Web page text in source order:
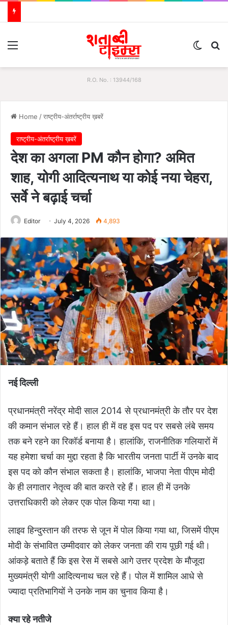
R.O. No. : 13944/168
Home /राष्ट्रीय-अंतर्राष्ट्रीय ख़बरें
राष्ट्रीय-अंतर्राष्ट्रीय ख़बरें
देश का अगला PM कौन होगा? अमित
शाह, योगी आदित्यनाथ या कोई नया चेहरा,
सर्वे ने बढ़ाई चर्चा
Editor July 4, 2026 4,893
नई दिल्ली
प्रधानमंत्री नरेंद्र मोदी साल 2014 से प्रधानमंत्री के तौर पर देश
की कमान संभाल रहे हैं। हाल ही में वह इस पद पर सबसे लंबे समय
तक बने रहने का रिकॉर्ड बनाया है। हालांकि, राजनीतिक गलियारों में
यह हमेशा चर्चा का मुद्दा रहता है कि भारतीय जनता पार्टी में उनके बाद
इस पद को कौन संभाल सकता है। हालांकि, भाजपा नेता पीएम मोदी
के ही लगातार नेतृत्व की बात करते रहे हैं। हाल ही में उनके
उत्तराधिकारी को लेकर एक पोल किया गया था।
लाइव हिन्दुस्तान की तरफ से जून में पोल किया गया था, जिसमें पीएम
मोदी के संभावित उम्मीदवार को लेकर जनता की राय पूछी गई थी।
आंकड़े बताते हैं कि इस रेस में सबसे आगे उत्तर प्रदेश के मौजूदा
मुख्यमंत्री योगी आदित्यनाथ चल रहे हैं। पोल में शामिल आधे से
ज्यादा प्रतिभागियों ने उनके नाम का चुनाव किया है।
क्या रहे नतीजे